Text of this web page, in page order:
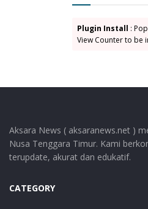
Plugin Install :
View Counter to be
Aksara News ( aksaranews.net )
Nusa Tenggara Timur. Kami
terupdate, akurat dan edukatif.
CATEGORY